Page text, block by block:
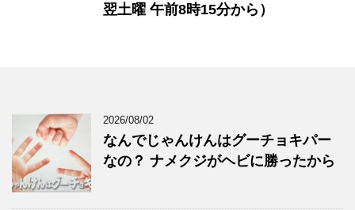
翌土曜 午前8時15分から）
2026/08/02
なんでじゃんけんはグーチョキパー
なの？ ナメクジがヘビに勝ったから